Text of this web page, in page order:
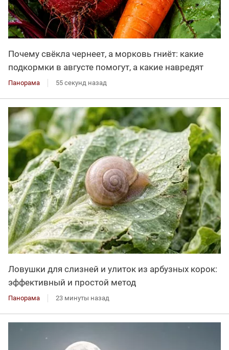
Почему свёкла чернеет, а морковь гниёт: какие
подкормки в августе помогут, а какие навредят
Панорама 55 секунд назад
Ловушки для слизней и улиток из арбузных корок:
эффективный и простой метод
Панорама 23 минуты назад